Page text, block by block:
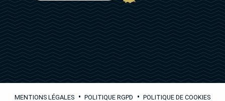
MENTIONS LÉGALES • POLITIQUE RGPD • POLITIQUE DE COOKIES